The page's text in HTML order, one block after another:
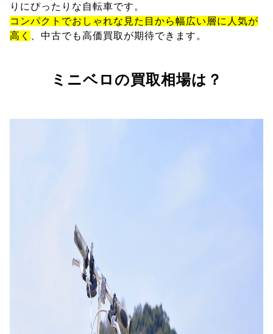
りにぴったりな自転車です。
コンパクトでおしゃれな見た目から幅広い層に人気が
高く
、中古でも高価買取が期待できます。
ミニベロの買取相場は？